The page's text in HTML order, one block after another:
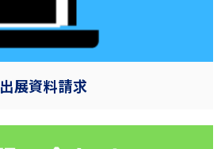
出展資料請求